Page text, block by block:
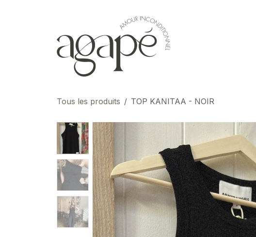
Tous les produits TOP KANITAA - NOIR